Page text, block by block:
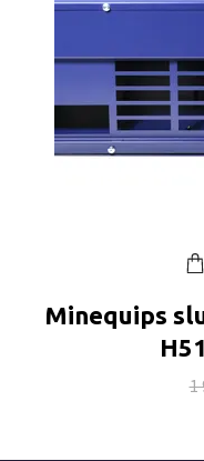
Minequips
1